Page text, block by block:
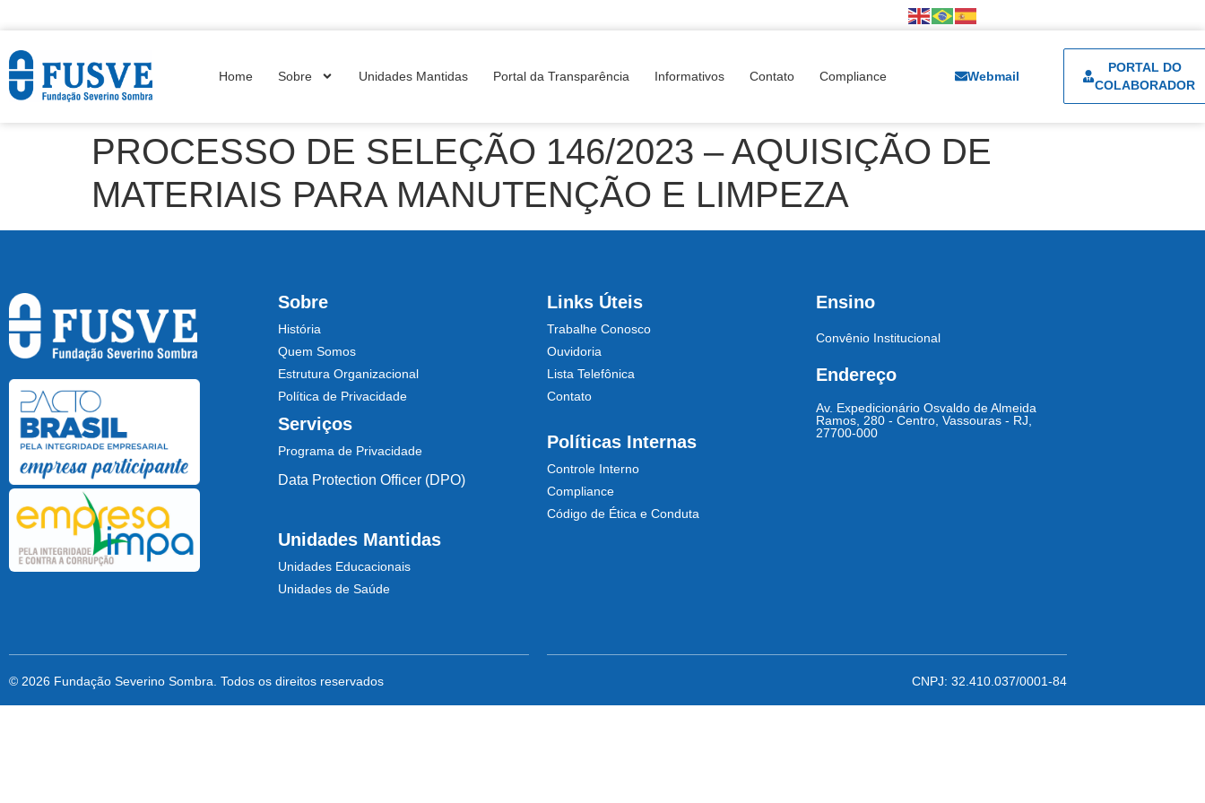
Home Sobre Unidades Mantidas Portal da Transparência Informativos Contato Compliance Webmail
PORTAL DO
COLABORADOR
PROCESSO DE SELEÇÃO 146/2023 – AQUISIÇÃO DE
MATERIAIS PARA MANUTENÇÃO E LIMPEZA
Sobre
História
Quem Somos
Estrutura Organizacional
Política de Privacidade
Serviços
Programa de Privacidade
Data Protection Officer (DPO)
Unidades Mantidas
Unidades Educacionais
Unidades de Saúde
Links Úteis
Trabalhe Conosco
Ouvidoria
Lista Telefônica
Contato
Políticas Internas
Controle Interno
Compliance
Código de Ética e Conduta
Ensino
Convênio Institucional
Endereço
Av. Expedicionário Osvaldo de Almeida
Ramos, 280 - Centro, Vassouras - RJ,
27700-000
© 2026 Fundação Severino Sombra. Todos os direitos reservados CNPJ: 32.410.037/0001-84